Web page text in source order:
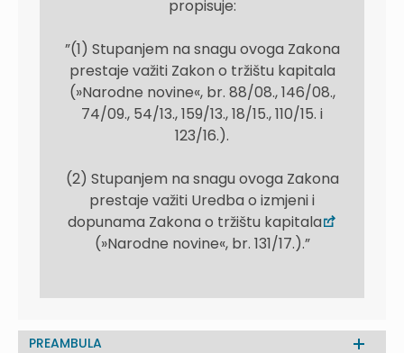
propisuje:
”(1) Stupanjem na snagu ovoga Zakona
prestaje važiti Zakon o tržištu kapitala
(»Narodne novine«, br. 88/08., 146/08.,
74/09., 54/13., 159/13., 18/15., 110/15. i
123/16.).
(2) Stupanjem na snagu ovoga Zakona
prestaje važiti Uredba o izmjeni i
dopunama Zakona o tržištu kapitala
(»Narodne novine«, br. 131/17.).”
PREAMBULA